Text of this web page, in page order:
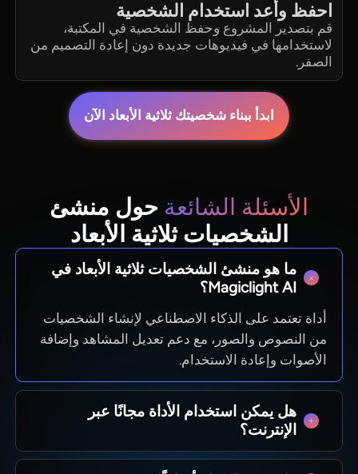
احفظ وأعد استخدام الشخصية
قم بتصدير المشروع وحفظ الشخصية في المكتبة،
لاستخدامها في فيديوهات جديدة دون إعادة التصميم من
الصفر.
ابدأ ببناء شخصيتك ثلاثية الأبعاد الآن
الأسئلة الشائعة حول منشئ
الشخصيات ثلاثية الأبعاد
ما هو منشئ الشخصيات ثلاثية الأبعاد في
Magiclight AI؟
أداة تعتمد على الذكاء الاصطناعي لإنشاء الشخصيات
من النصوص والصور، مع دعم تعديل المشاهد وإضافة
الأصوات وإعادة الاستخدام.
هل يمكن استخدام الأداة مجانًا عبر
الإنترنت؟
يعتمد الوصول المجاني على الباقات المتاحة، تحقق من